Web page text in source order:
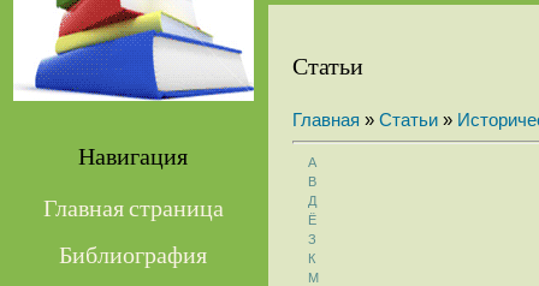
Навигация
Главная страница
Библиография
Статьи
Главная » Статьи »
А
В
Д
Ё
З
К
М